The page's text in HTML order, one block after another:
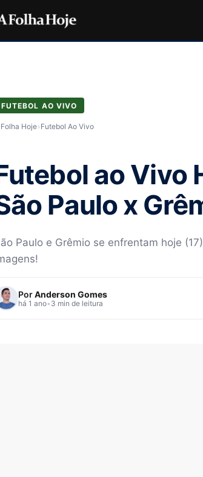
FUTEBOL AO VIVO
Hoje› Futebol Ao Vivo
ao Vivo
Paulo x
Paulo e Grêmio se enfrentam hoje
PorAnderson Gomes
há 1 ano• 3 min de leitura